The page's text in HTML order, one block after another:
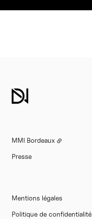
MMI Bordeaux
Presse
Mentions légales
Politique de confidentialité